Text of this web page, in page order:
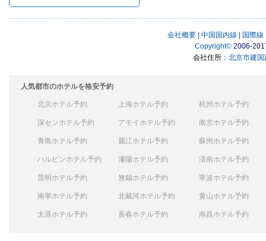
会社概要 中国国内線 国際線
Copyright© 2006-
会社住所：北京市建
人気都市のホテルを格安予約
北京ホテル予約 上海ホテル予約 杭州ホテル予約
深センホテル予約 アモイホテル予約 南京ホテル予約
青島ホテル予約 麗江ホテル予約 蘇州ホテル予約
ハルピンホテル予約 瀋陽ホテル予約 済南ホテル予約
昆明ホテル予約 無錫ホテル予約 寧波ホテル予約
南寧ホテル予約 北戴河ホテル予約 黄山ホテル予約
太原ホテル予約 長春ホテル予約 南昌ホテル予約